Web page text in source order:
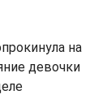
на
девочки